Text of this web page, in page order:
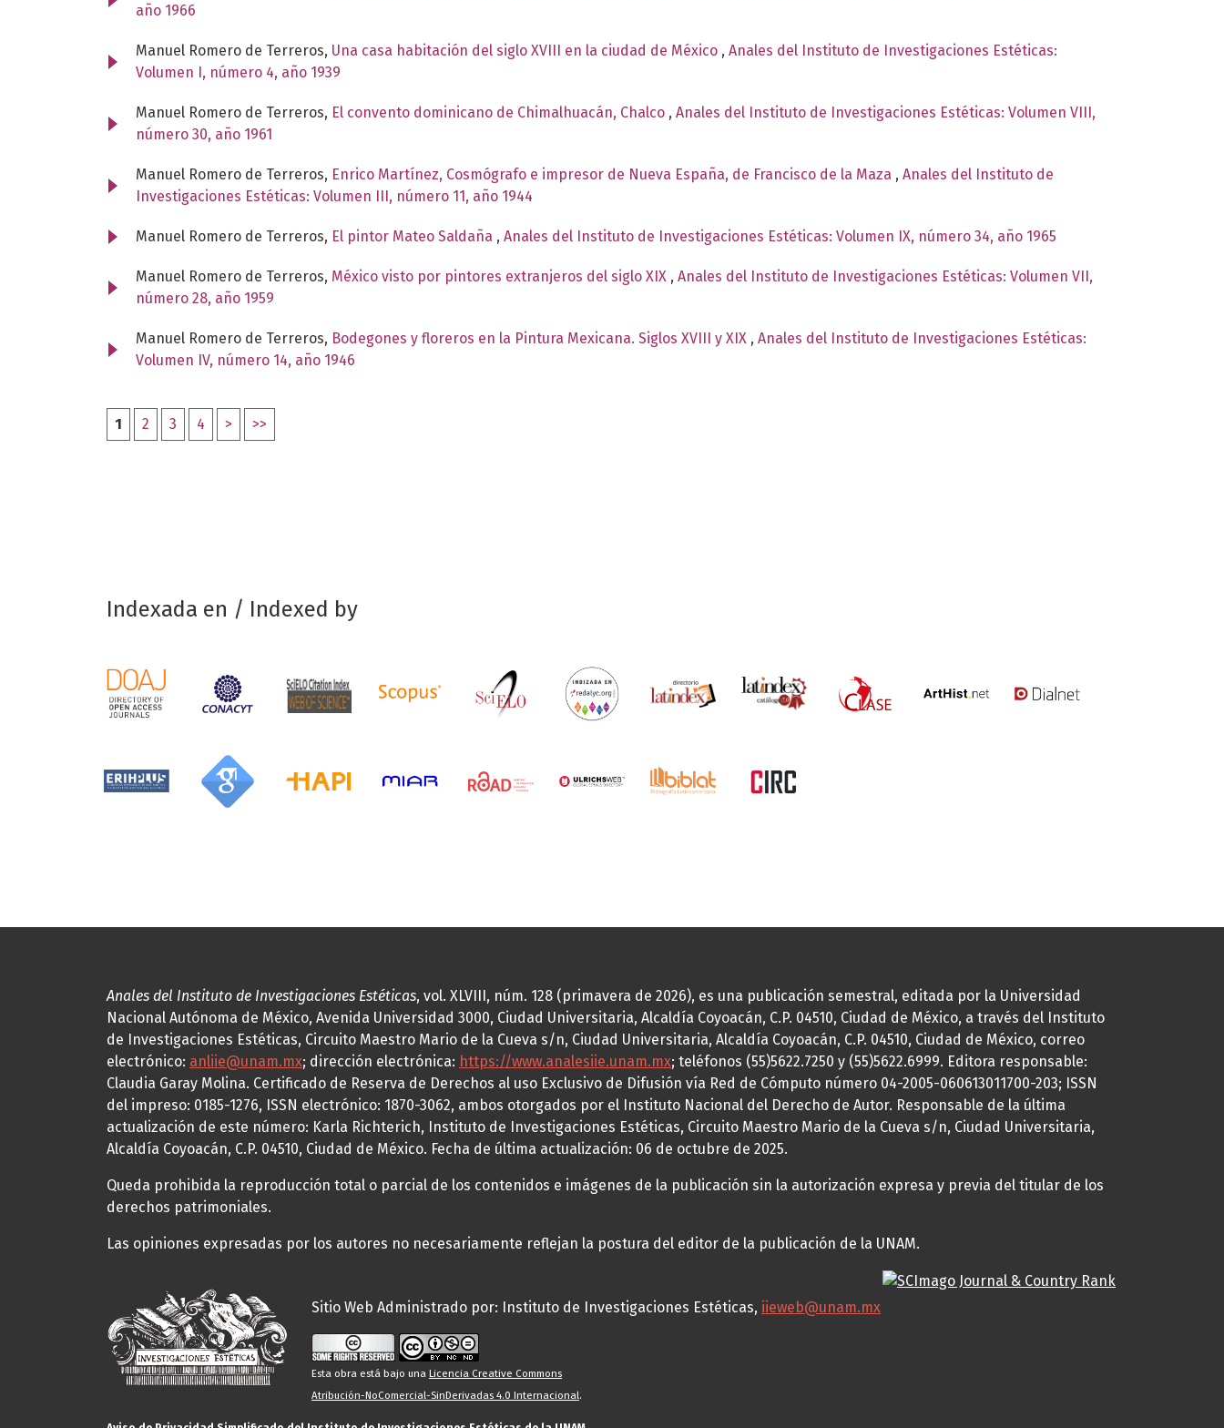
año 1966
Manuel Romero de Terreros, Una casa habitación del siglo XVIII en la ciudad de México , Anales del Instituto de Investigaciones Estéticas:
Volumen I, número 4, año 1939
Manuel Romero de Terreros, El convento dominicano de Chimalhuacán, Chalco , Anales del Instituto de Investigaciones Estéticas: Volumen VIII,
número 30, año 1961
Manuel Romero de Terreros, Enrico Martínez, Cosmógrafo e impresor de Nueva España, de Francisco de la Maza , Anales del Instituto de
Investigaciones Estéticas: Volumen III, número 11, año 1944
Manuel Romero de Terreros, El pintor Mateo Saldaña , Anales del Instituto de Investigaciones Estéticas: Volumen IX, número 34, año 1965
Manuel Romero de Terreros, México visto por pintores extranjeros del siglo XIX , Anales del Instituto de Investigaciones Estéticas: Volumen VII,
número 28, año 1959
Manuel Romero de Terreros, Bodegones y floreros en la Pintura Mexicana. Siglos XVIII y XIX , Anales del Instituto de Investigaciones Estéticas:
Volumen IV, número 14, año 1946
1 2 3 4 > >>
Indexada en / Indexed by
Anales del Instituto de Investigaciones Estéticas, vol. XLVIII, núm. 128 (primavera de 2026), es una publicación semestral, editada por la Universidad
Nacional Autónoma de México, Avenida Universidad 3000, Ciudad Universitaria, Alcaldía Coyoacán, C.P. 04510, Ciudad de México, a través del Instituto
de Investigaciones Estéticas, Circuito Maestro Mario de la Cueva s/n, Ciudad Universitaria, Alcaldía Coyoacán, C.P. 04510, Ciudad de México, correo
electrónico: anliie@unam.mx; dirección electrónica: https://www.analesiie.unam.mx; teléfonos (55)5622.7250 y (55)5622.6999. Editora responsable:
Claudia Garay Molina. Certificado de Reserva de Derechos al uso Exclusivo de Difusión vía Red de Cómputo número 04-2005-060613011700-203; ISSN
del impreso: 0185-1276, ISSN electrónico: 1870-3062, ambos otorgados por el Instituto Nacional del Derecho de Autor. Responsable de la última
actualización de este número: Karla Richterich, Instituto de Investigaciones Estéticas, Circuito Maestro Mario de la Cueva s/n, Ciudad Universitaria,
Alcaldía Coyoacán, C.P. 04510, Ciudad de México. Fecha de última actualización: 06 de octubre de 2025.
Queda prohibida la reproducción total o parcial de los contenidos e imágenes de la publicación sin la autorización expresa y previa del titular de los
derechos patrimoniales.
Las opiniones expresadas por los autores no necesariamente reflejan la postura del editor de la publicación de la UNAM.
Sitio Web Administrado por: Instituto de Investigaciones Estéticas, iieweb@unam.mx
Esta obra está bajo una Licencia Creative Commons
Atribución-NoComercial-SinDerivadas 4.0 Internacional.